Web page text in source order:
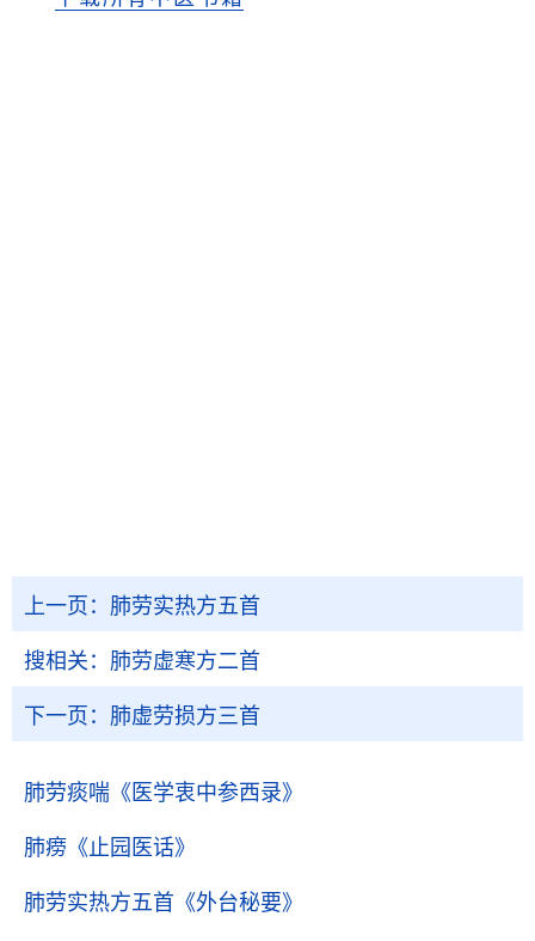
上一页： 肺劳实热方五首
搜相关： 肺劳虚寒方二首
下一页： 肺虚劳损方三首
肺劳痰喘 《医学衷中参西录》
肺痨 《止园医话》
肺劳实热方五首 《外台秘要》